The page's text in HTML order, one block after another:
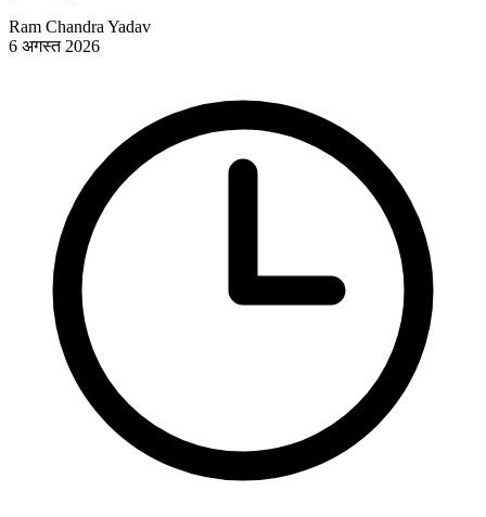
Ram Chandra Yadav
6 अगस्त 2026